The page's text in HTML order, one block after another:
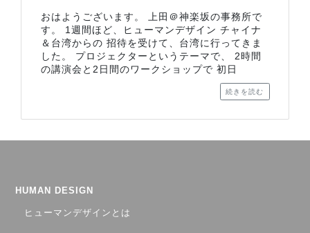
おはようございます。 上田＠神楽坂の事務所で
す。 1週間ほど、ヒューマンデザイン チャイナ
＆台湾からの 招待を受けて、台湾に行ってきま
した。 プロジェクターというテーマで、 2時間
の講演会と2日間のワークショップで 初日
続きを読む
HUMAN DESIGN
ヒューマンデザインとは